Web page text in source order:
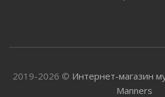
2019-2026 © Интернет-магазин
Manners